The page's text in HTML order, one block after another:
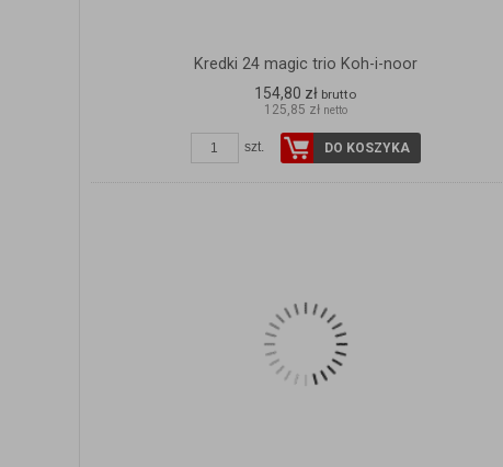
Kredki 24 magic trio Koh-i-noor
154,80 zł brutto
125,85 zł netto
szt. DO KOSZYKA